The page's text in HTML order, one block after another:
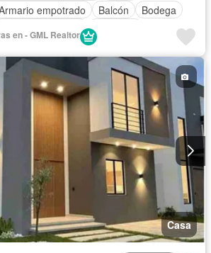
empotrado Balcón
Bodega
Gimnasio
Jardín
Sin amoblar
en - GML Realtor
Casa